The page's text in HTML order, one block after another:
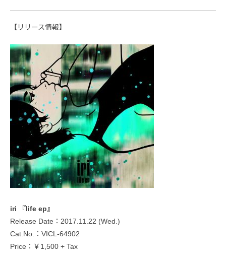
【リリース情報】
iri 『life ep』
Release Date：2017.11.22 (Wed.)
Cat.No.：VICL-64902
Price：￥1,500 + Tax